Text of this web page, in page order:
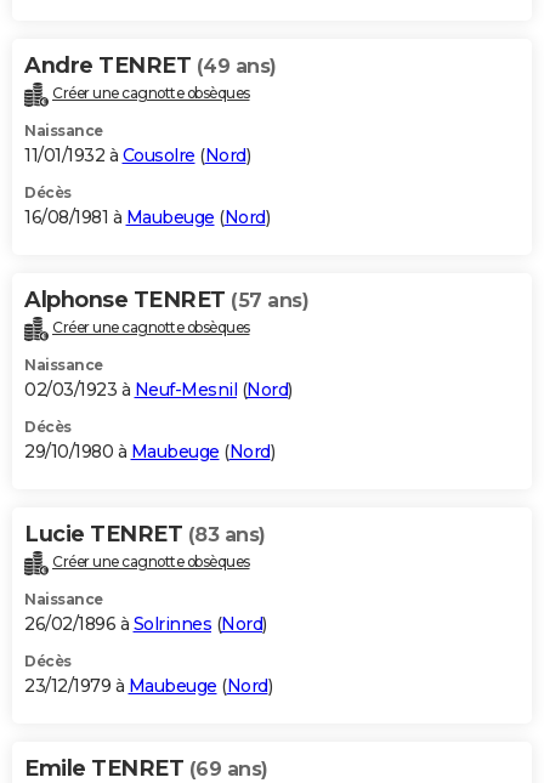
Andre TENRET (49 ans)
Créer une cagnotte obsèques
Naissance
11/01/1932 à Cousolre (Nord)
Décès
16/08/1981 à Maubeuge (Nord)
Alphonse TENRET (57 ans)
Créer une cagnotte obsèques
Naissance
02/03/1923 à Neuf-Mesnil (Nord)
Décès
29/10/1980 à Maubeuge (Nord)
Lucie TENRET (83 ans)
Créer une cagnotte obsèques
Naissance
26/02/1896 à Solrinnes (Nord)
Décès
23/12/1979 à Maubeuge (Nord)
Emile TENRET (69 ans)